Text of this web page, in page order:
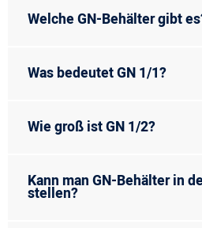
Welche GN-Behälter gibt
Was bedeutet GN 1/1?
Wie groß ist GN 1/2?
Kann man GN-Behälter in
stellen?